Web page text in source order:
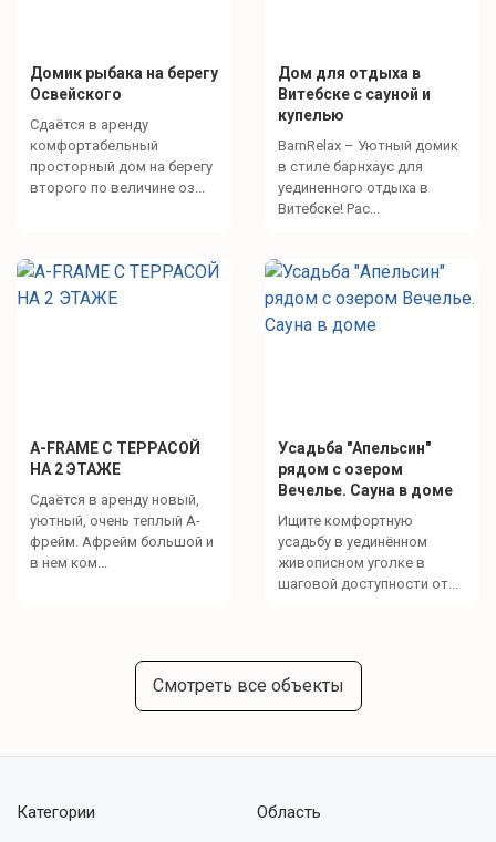
Домик рыбака на берегу
Освейского
Сдаётся в аренду
комфортабельный
просторный дом на берегу
второго по величине оз...
Дом для отдыха в
Витебске с сауной и
купелью
BarnRelax – Уютный домик
в стиле барнхаус для
уединенного отдыха в
Витебске! Рас...
А-FRAME С ТЕРРАСОЙ
НА 2 ЭТАЖЕ
Сдаётся в аренду новый,
уютный, очень теплый А-
фрейм. Афрейм большой и
в нем ком...
Усадьба "Апельсин"
рядом с озером
Вечелье. Сауна в доме
Ищите комфортную
усадьбу в уединённом
живописном уголке в
шаговой доступности от...
Смотреть все объекты
Категории Область